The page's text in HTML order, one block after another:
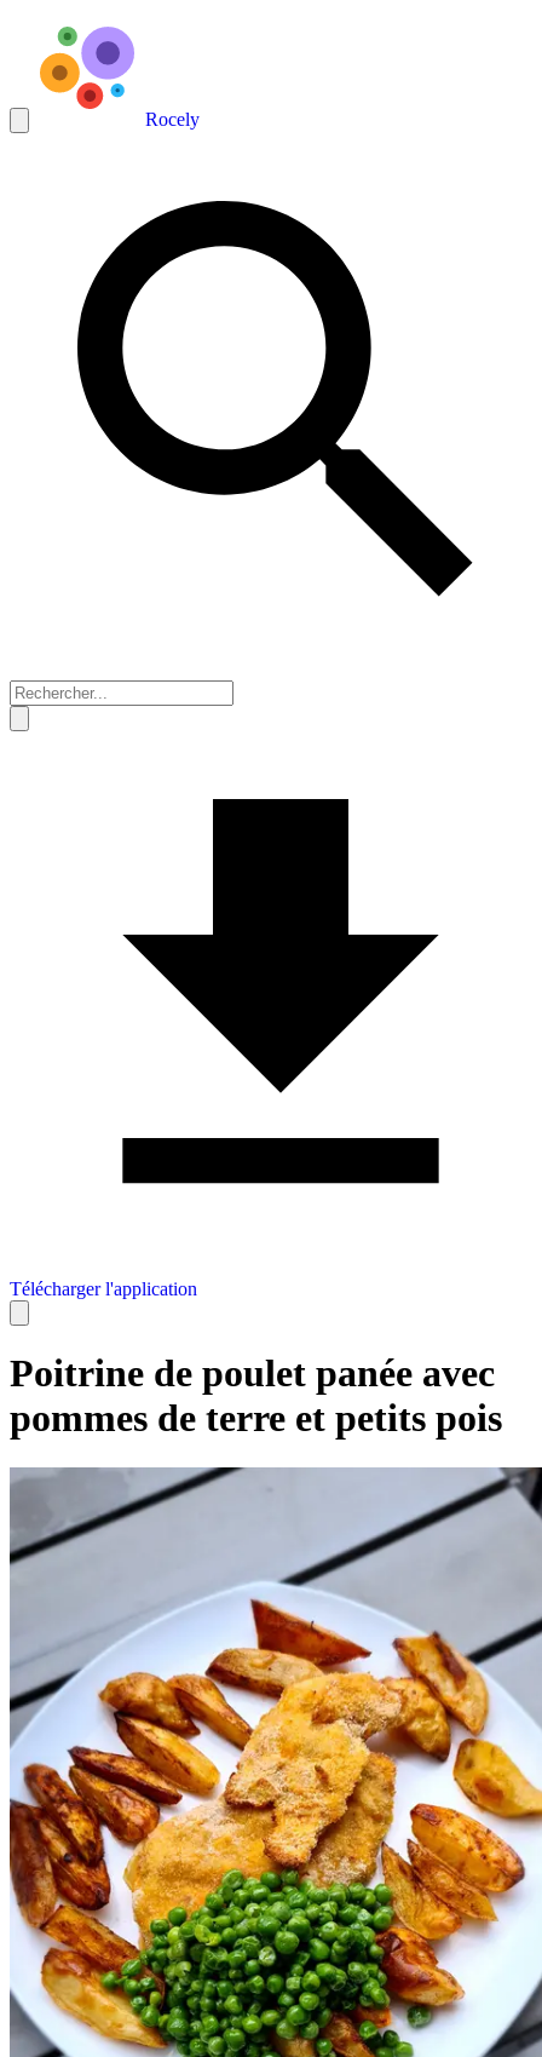
Rocely
Télécharger l'application
Poitrine de poulet panée avec
pommes de terre et petits pois